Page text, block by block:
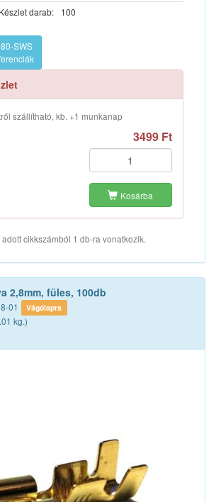
Készlet darab:
100
SWS
szállítható, kb. +1 munkanap
3499 Ft
Kosárba
cikkszámból 1 db-ra vonatkozik.
2,8mm, füles, 100db
01 Vágólapra
kg.)